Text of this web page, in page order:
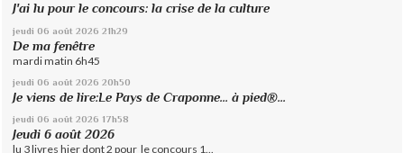
J'ai lu pour le concours: la crise de la culture
jeudi 06 août 2026 21h29
De ma fenêtre
mardi matin 6h45
jeudi 06 août 2026 20h50
Je viens de lire:Le Pays de Craponne... à pied®...
jeudi 06 août 2026 17h58
Jeudi 6 août 2026
lu 3 livres hier dont 2 pour le concours 1...